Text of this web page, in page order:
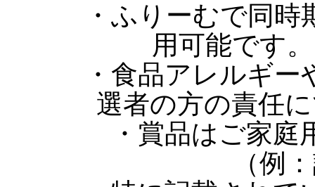
・ふりーむで同
用可能です
・食品アレルギ
選者の方の責任
・賞品はご家
（例